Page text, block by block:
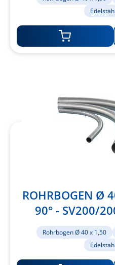
ROHRBOGEN Ø
90° - SV200/
Rohrbogen Ø 40 x 1,50